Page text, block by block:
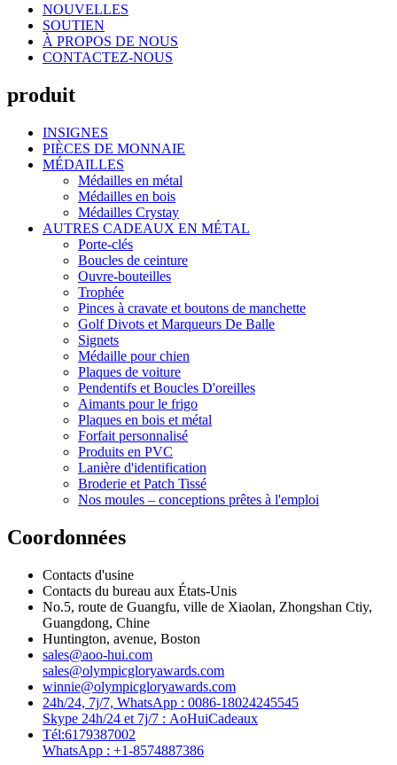
NOUVELLES
SOUTIEN
À PROPOS DE NOUS
CONTACTEZ-NOUS
produit
INSIGNES
PIÈCES DE MONNAIE
MÉDAILLES
Médailles en métal
Médailles en bois
Médailles Crystay
AUTRES CADEAUX EN MÉTAL
Porte-clés
Boucles de ceinture
Ouvre-bouteilles
Trophée
Pinces à cravate et boutons de manchette
Golf Divots et Marqueurs De Balle
Signets
Médaille pour chien
Plaques de voiture
Pendentifs et Boucles D'oreilles
Aimants pour le frigo
Plaques en bois et métal
Forfait personnalisé
Produits en PVC
Lanière d'identification
Broderie et Patch Tissé
Nos moules – conceptions prêtes à l'emploi
Coordonnées
Contacts d'usine
Contacts du bureau aux États-Unis
No.5, route de Guangfu, ville de Xiaolan, Zhongshan Ctiy,
Guangdong, Chine
Huntington, avenue, Boston
sales@aoo-hui.com
sales@olympicgloryawards.com
winnie@olympicgloryawards.com
24h/24, 7j/7, WhatsApp : 0086-18024245545
Skype 24h/24 et 7j/7 : AoHuiCadeaux
Tél:6179387002
WhatsApp : +1-8574887386